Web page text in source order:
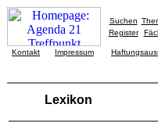
Suchen
Register
Kontakt Impressum
Lexikon